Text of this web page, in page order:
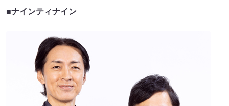
■ナインティナイン